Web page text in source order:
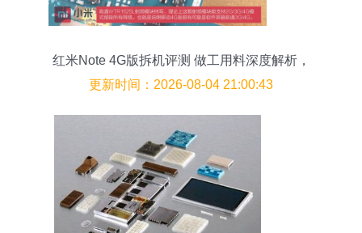
红米Note 4G版拆机评测 做工用料深度解析，
3G/4G模块对比揭秘
更新时间：2026-08-04 21:00:43